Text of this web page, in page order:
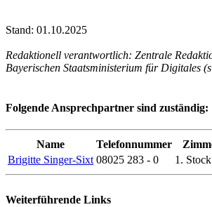
Stand: 01.10.2025
Redaktionell verantwortlich: Zentrale
Bayerischen Staatsministerium für Digitales
Folgende Ansprechpartner sind zuständig:
Name Telefonnummer
Brigitte Singer-Sixt 08025 283 - 0 1.
Weiterführende Links